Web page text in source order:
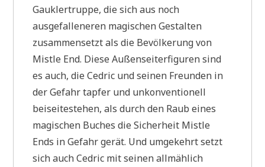
Gauklertruppe, die sich aus noch
ausgefalleneren magischen Gestalten
zusammensetzt als die Bevölkerung von
Mistle End. Diese Außenseiterfiguren sind
es auch, die Cedric und seinen Freunden in
der Gefahr tapfer und unkonventionell
beiseitestehen, als durch den Raub eines
magischen Buches die Sicherheit Mistle
Ends in Gefahr gerät. Und umgekehrt setzt
sich auch Cedric mit seinen allmählich